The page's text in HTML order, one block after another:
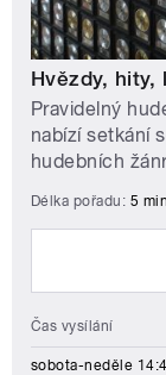
Hvězdy, hity,
Pravidelný
nabízí setkání
hudebních
Délka pořadu: 5
Čas vysílání
sobota-neděle